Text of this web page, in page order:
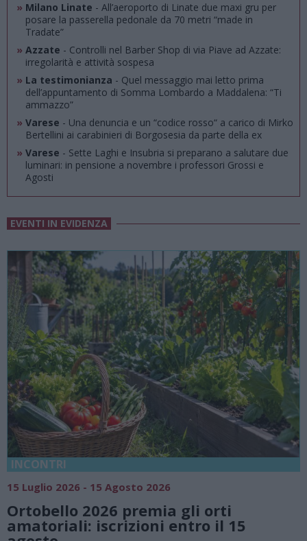
» Milano Linate - All’aeroporto di Linate due maxi gru per
posare la passerella pedonale da 70 metri “made in
Tradate”
» Azzate - Controlli nel Barber Shop di via Piave ad Azzate:
irregolarità e attività sospesa
» La testimonianza - Quel messaggio mai letto prima
dell’appuntamento di Somma Lombardo a Maddalena: “Ti
ammazzo”
» Varese - Una denuncia e un “codice rosso“ a carico di Mirko
Bertellini ai carabinieri di Borgosesia da parte della ex
» Varese - Sette Laghi e Insubria si preparano a salutare due
luminari: in pensione a novembre i professori Grossi e
Agosti
EVENTI IN EVIDENZA
18 Luglio 2026 - 15 Agosto 2026
Vivi l’estate a Villa Fogazzaro Roi. Tra
natura e atmosfere senza tempo sul
Lago di Lugano